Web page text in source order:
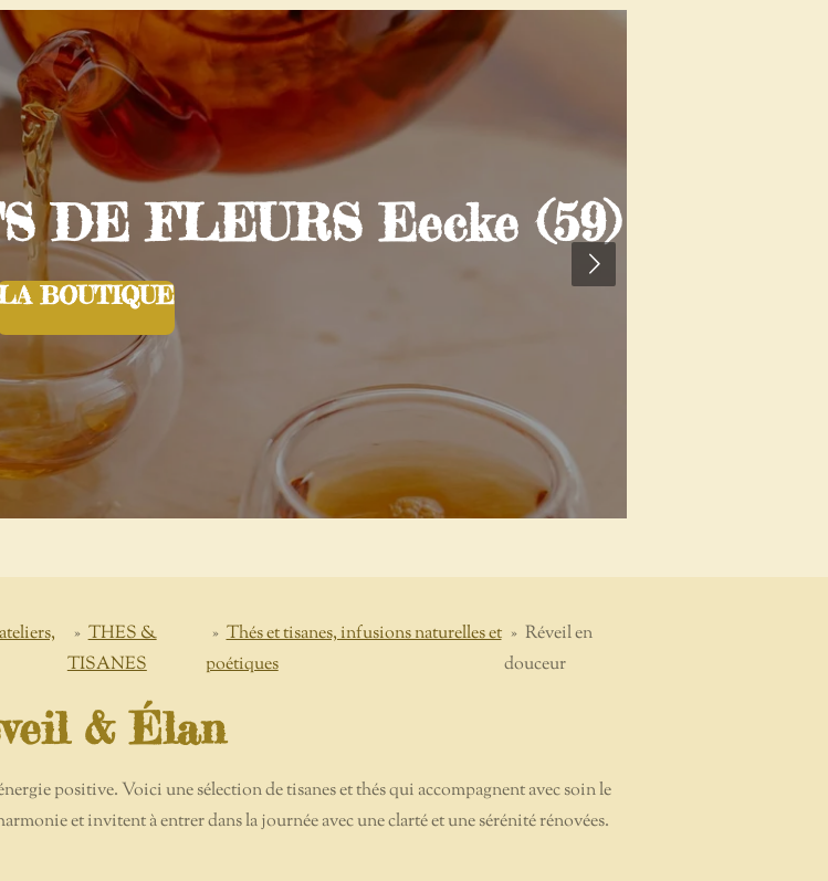
DE FLEURS Eecke (59)
BOUTIQUE
» THES &
TISANES
» Thés et tisanes, infusions naturelles et
poétiques
» Réveil en
douceur
& Élan
positive. Voici une sélection de tisanes et thés qui accompagnent avec soin le
et invitent à entrer dans la journée avec une clarté et une sérénité rénovées.